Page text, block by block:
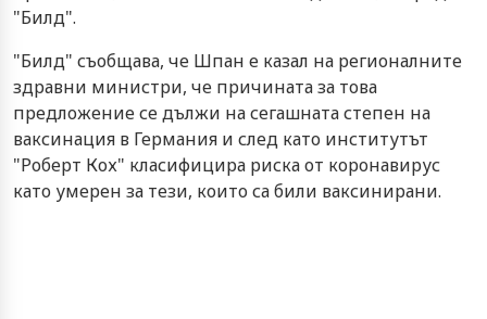
"Билд".
"Билд" съобщава, че Шпан е казал на регионалните
здравни министри, че причината за това
предложение се дължи на сегашната степен на
ваксинация в Германия и след като институтът
"Роберт Кох" класифицира риска от коронавирус
като умерен за тези, които са били ваксинирани.